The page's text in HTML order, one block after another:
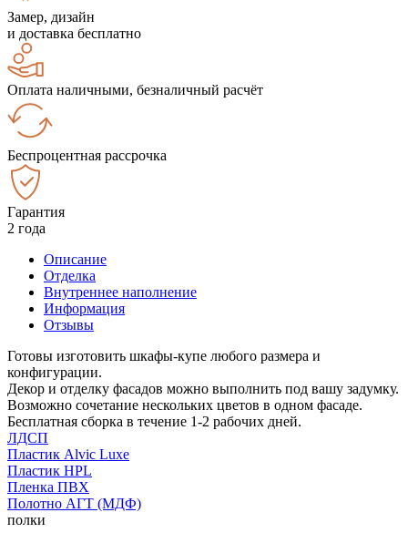
Замер, дизайн
и доставка бесплатно
Оплата наличными, безналичный расчёт
Беспроцентная рассрочка
Гарантия
2 года
Описание
Отделка
Внутреннее наполнение
Информация
Отзывы
Готовы изготовить шкафы-купе любого размера и
конфигурации.
Декор и отделку фасадов можно выполнить под вашу задумку.
Возможно сочетание нескольких цветов в одном фасаде.
Бесплатная сборка в течение 1-2 рабочих дней.
ЛДСП
Пластик Alvic Luxe
Пластик HPL
Пленка ПВХ
Полотно АГТ (МДФ)
полки